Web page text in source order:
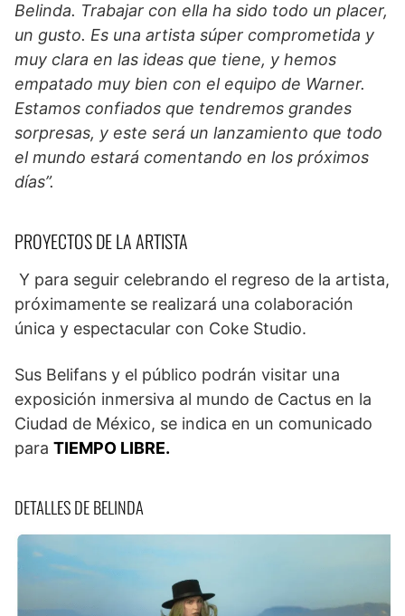
Belinda. Trabajar con ella ha sido todo un placer,
un gusto. Es una artista súper comprometida y
muy clara en las ideas que tiene, y hemos
empatado muy bien con el equipo de Warner.
Estamos confiados que tendremos grandes
sorpresas, y este será un lanzamiento que todo
el mundo estará comentando en los próximos
días”.
PROYECTOS DE LA ARTISTA
Y para seguir celebrando el regreso de la artista,
próximamente se realizará una colaboración
única y espectacular con Coke Studio.
Sus Belifans y el público podrán visitar una
exposición inmersiva al mundo de Cactus en la
Ciudad de México, se indica en un comunicado
para TIEMPO LIBRE.
DETALLES DE BELINDA